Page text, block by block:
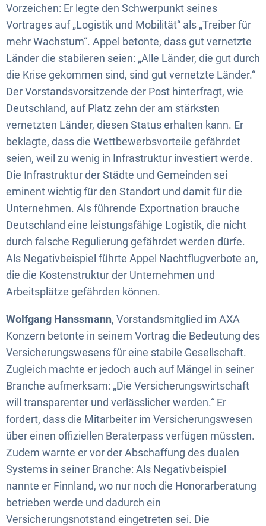
Vorzeichen: Er legte den Schwerpunkt seines
Vortrages auf „Logistik und Mobilität“ als „Treiber für
mehr Wachstum“. Appel betonte, dass gut vernetzte
Länder die stabileren seien: „Alle Länder, die gut durch
die Krise gekommen sind, sind gut vernetzte Länder.“
Der Vorstandsvorsitzende der Post hinterfragt, wie
Deutschland, auf Platz zehn der am stärksten
vernetzten Länder, diesen Status erhalten kann. Er
beklagte, dass die Wettbewerbsvorteile gefährdet
seien, weil zu wenig in Infrastruktur investiert werde.
Die Infrastruktur der Städte und Gemeinden sei
eminent wichtig für den Standort und damit für die
Unternehmen. Als führende Exportnation brauche
Deutschland eine leistungsfähige Logistik, die nicht
durch falsche Regulierung gefährdet werden dürfe.
Als Negativbeispiel führte Appel Nachtflugverbote an,
die die Kostenstruktur der Unternehmen und
Arbeitsplätze gefährden können.
Wolfgang Hanssmann, Vorstandsmitglied im AXA
Konzern betonte in seinem Vortrag die Bedeutung des
Versicherungswesens für eine stabile Gesellschaft.
Zugleich machte er jedoch auch auf Mängel in seiner
Branche aufmerksam: „Die Versicherungswirtschaft
will transparenter und verlässlicher werden.“ Er
fordert, dass die Mitarbeiter im Versicherungswesen
über einen offiziellen Beraterpass verfügen müssten.
Zudem warnte er vor der Abschaffung des dualen
Systems in seiner Branche: Als Negativbeispiel
nannte er Finnland, wo nur noch die Honorarberatung
betrieben werde und dadurch ein
Versicherungsnotstand eingetreten sei. Die